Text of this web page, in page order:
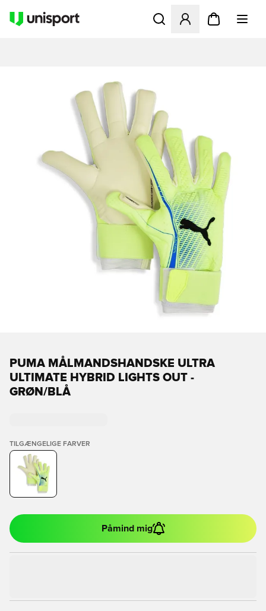
Åbner en Modal til at
PUMA MÅLMANDSHANDSKE ULTRA
ULTIMATE HYBRID LIGHTS OUT -
GRØN/BLÅ
TILGÆNGELIGE FARVER
Påmind mig